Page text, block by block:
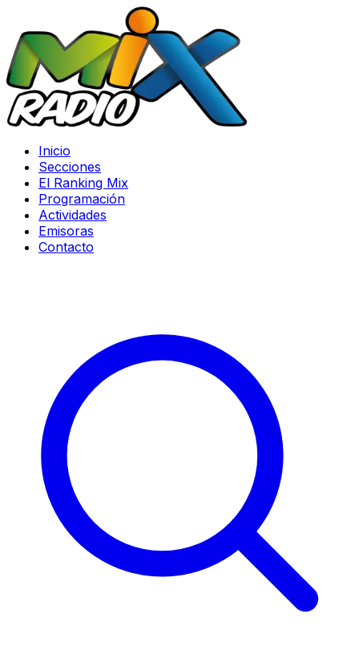
Inicio
Secciones
El Ranking Mix
Programación
Actividades
Emisoras
Contacto